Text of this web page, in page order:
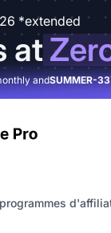
*extended
at
andSUMMER-